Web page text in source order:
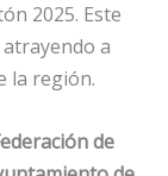
2025. Este
a
la región.
de